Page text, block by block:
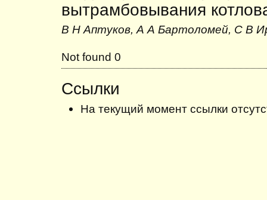
вытрамбовывания
В Н Аптуков, А А Бартоломей, С В
Not found 0
Ссылки
На текущий момент ссылки